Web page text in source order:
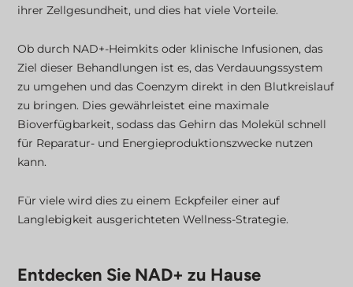
ihrer Zellgesundheit, und dies hat viele Vorteile.
Ob durch NAD+-Heimkits oder klinische Infusionen, das
Ziel dieser Behandlungen ist es, das Verdauungssystem
zu umgehen und das Coenzym direkt in den Blutkreislauf
zu bringen. Dies gewährleistet eine maximale
Bioverfügbarkeit, sodass das Gehirn das Molekül schnell
für Reparatur- und Energieproduktionszwecke nutzen
kann.
Für viele wird dies zu einem Eckpfeiler einer auf
Langlebigkeit ausgerichteten Wellness-Strategie.
Entdecken Sie NAD+ zu Hause